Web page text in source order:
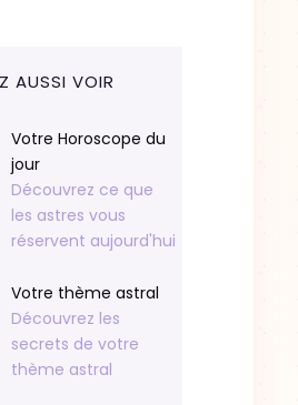
AUSSI VOIR
Votre Horoscope du
jour
Découvrez ce que
les astres vous
réservent aujourd'hui
Votre thème astral
Découvrez les
secrets de votre
thème astral